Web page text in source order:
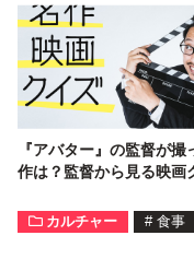
『アバター』の監督が撮
作は？監督から見る映画
カルチャー # 食事